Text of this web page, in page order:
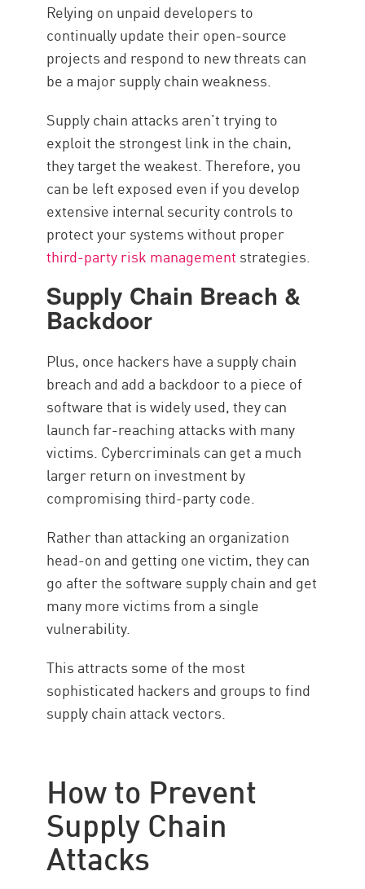
Relying on unpaid developers to
continually update their open-source
projects and respond to new threats can
be a major supply chain weakness.
Supply chain attacks aren’t trying to
exploit the strongest link in the chain,
they target the weakest. Therefore, you
can be left exposed even if you develop
extensive internal security controls to
protect your systems without proper
third-party risk management strategies.
Supply Chain Breach &
Backdoor
Plus, once hackers have a supply chain
breach and add a backdoor to a piece of
software that is widely used, they can
launch far-reaching attacks with many
victims. Cybercriminals can get a much
larger return on investment by
compromising third-party code.
Rather than attacking an organization
head-on and getting one victim, they can
go after the software supply chain and get
many more victims from a single
vulnerability.
This attracts some of the most
sophisticated hackers and groups to find
supply chain attack vectors.
How to Prevent
Supply Chain
Attacks